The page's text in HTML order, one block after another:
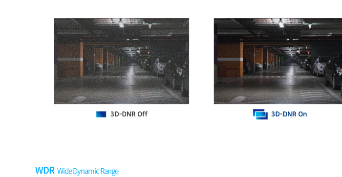
WDR Wide Dynamic Range